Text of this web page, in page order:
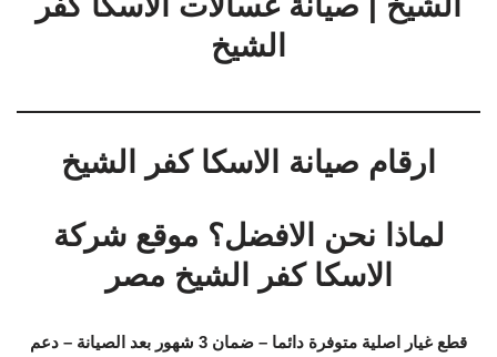
الشيخ
ارقام صيانة الاسكا كفر الشيخ
لماذا نحن الافضل؟ موقع شركة
الاسكا كفر الشيخ مصر
قطع غيار اصلية متوفرة دائما – ضمان 3 شهور بعد الصيانة – دعم